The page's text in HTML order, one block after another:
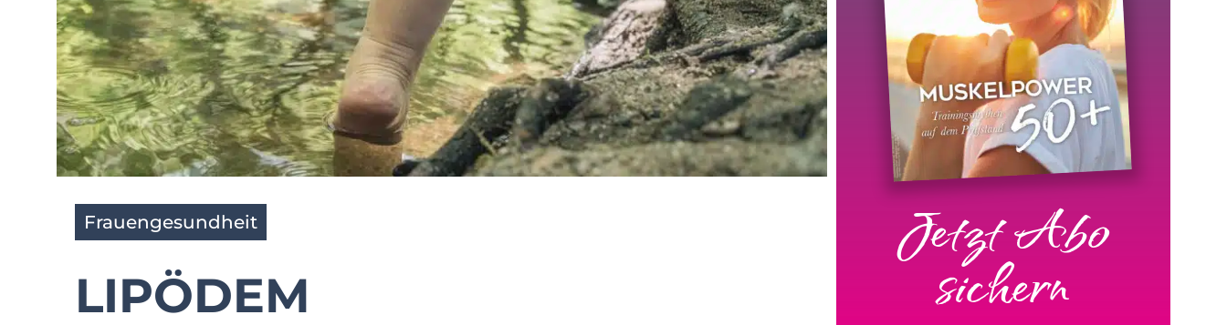
Frauengesundheit
LIPÖDEM
Jetzt Abo
sichern